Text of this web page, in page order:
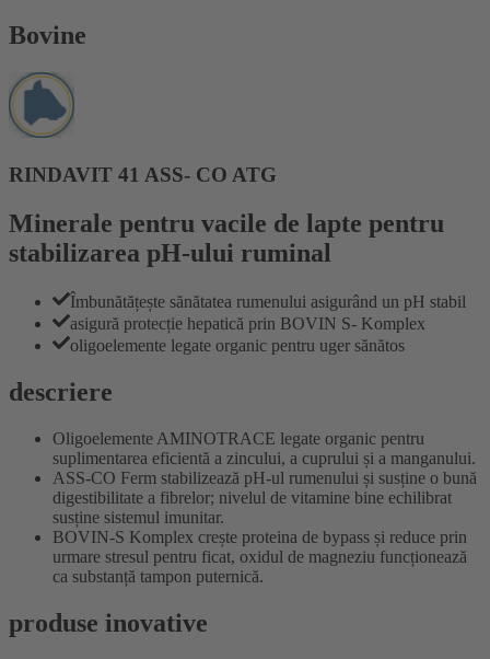
Bovine
RINDAVIT 41 ASS- CO ATG
Minerale pentru vacile de lapte pentru
stabilizarea pH-ului ruminal
Îmbunătățește sănătatea rumenului asigurând un pH stabil
asigură protecție hepatică prin BOVIN S- Komplex
oligoelemente legate organic pentru uger sănătos
descriere
Oligoelemente AMINOTRACE legate organic pentru
suplimentarea eficientă a zincului, a cuprului și a manganului.
ASS-CO Ferm stabilizează pH-ul rumenului și susține o bună
digestibilitate a fibrelor; nivelul de vitamine bine echilibrat
susține sistemul imunitar.
BOVIN-S Komplex crește proteina de bypass și reduce prin
urmare stresul pentru ficat, oxidul de magneziu funcționează
ca substanță tampon puternică.
produse inovative